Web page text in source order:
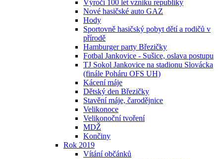
Výročí 100 let vzniku republiky
Nové hasičské auto GAZ
Hody
Sportovně hasičský pobyt dětí a rodičů v
přírodě
Hamburger party Březičky
Fotbal Jankovice - Sušice, oslava postupu
TJ Sokol Jankovice na stadionu Slovácka
(finále Poháru OFS UH)
Kácení máje
Dětský den Březičky
Stavění máje, čarodějnice
Velikonoce
Velikonoční tvoření
MDŽ
Končiny
Rok 2019
Vítání občánků